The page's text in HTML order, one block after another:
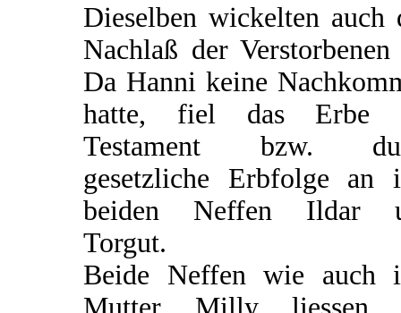
Dieselben wickelten auch
Nachlaß der Verstorbenen
Da Hanni keine
hatte, fiel das Erbe
Testament bzw.
gesetzliche Erbfolge an
beiden Neffen Ildar
Torgut.
Beide Neffen wie auch